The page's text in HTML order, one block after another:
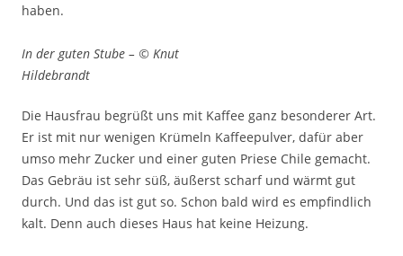
haben.
In der guten Stube – © Knut
Hildebrandt
Die Hausfrau begrüßt uns mit Kaffee ganz besonderer Art.
Er ist mit nur wenigen Krümeln Kaffeepulver, dafür aber
umso mehr Zucker und einer guten Priese Chile gemacht.
Das Gebräu ist sehr süß, äußerst scharf und wärmt gut
durch. Und das ist gut so. Schon bald wird es empfindlich
kalt. Denn auch dieses Haus hat keine Heizung.